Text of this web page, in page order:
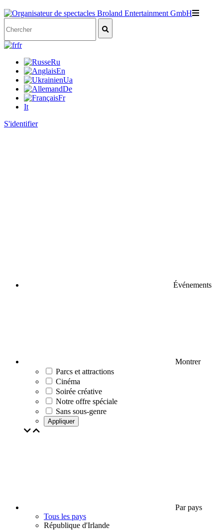
fr
Ru
En
Ua
De
Fr
It
S'identifier
Événements
Montrer
Parcs et attractions
Cinéma
Soirée créative
Notre offre spéciale
Sans sous-genre
Appliquer
Par pays
Tous les pays
République d'Irlande